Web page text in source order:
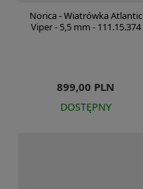
Norica - Wiatrówka Atlantic
Viper - 5,5 mm - 111.15.374
899,00 PLN
DOSTĘPNY